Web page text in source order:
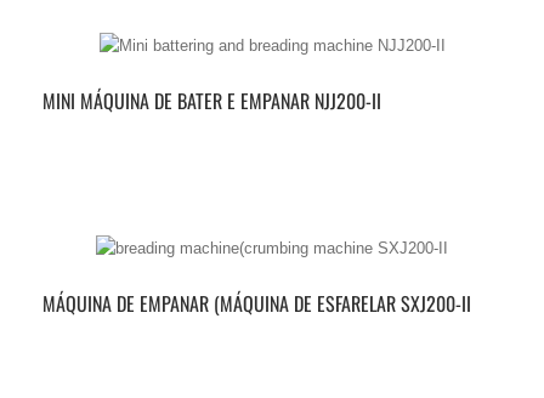
MINI MÁQUINA DE BATER E EMPANAR NJJ200-II
MÁQUINA DE EMPANAR (MÁQUINA DE ESFARELAR SXJ200-II